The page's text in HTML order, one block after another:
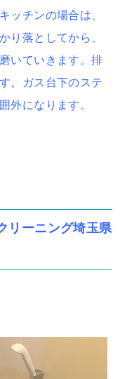
ッチンの場合は、
り落としてから、
いていきます。排
。ガス台下のステ
外になります。
リーニング埼玉県